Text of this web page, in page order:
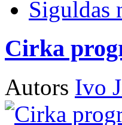
Siguldas
Cirka
Autors Ivo